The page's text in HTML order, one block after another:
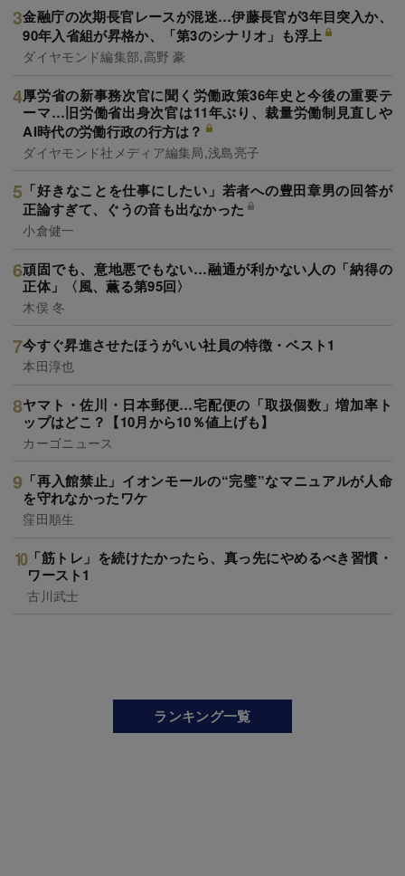
金融庁の次期長官レースが混迷…伊藤長官が3年目突入か、
90年入省組が昇格か、「第3のシナリオ」も浮上
ダイヤモンド編集部,高野 豪
厚労省の新事務次官に聞く労働政策36年史と今後の重要テ
ーマ…旧労働省出身次官は11年ぶり、裁量労働制見直しや
AI時代の労働行政の行方は？
ダイヤモンド社メディア編集局,浅島亮子
「好きなことを仕事にしたい」若者への豊田章男の回答が
正論すぎて、ぐうの音も出なかった
小倉健一
頑固でも、意地悪でもない…融通が利かない人の「納得の
正体」〈風、薫る第95回〉
木俣 冬
今すぐ昇進させたほうがいい社員の特徴・ベスト1
本田淳也
ヤマト・佐川・日本郵便…宅配便の「取扱個数」増加率ト
ップはどこ？【10月から10％値上げも】
カーゴニュース
「再入館禁止」イオンモールの“完璧”なマニュアルが人命
を守れなかったワケ
窪田順生
「筋トレ」を続けたかったら、真っ先にやめるべき習慣・
ワースト1
古川武士
ランキング一覧